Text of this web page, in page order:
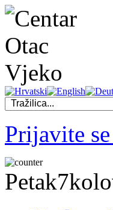
Prijavite
Petak7